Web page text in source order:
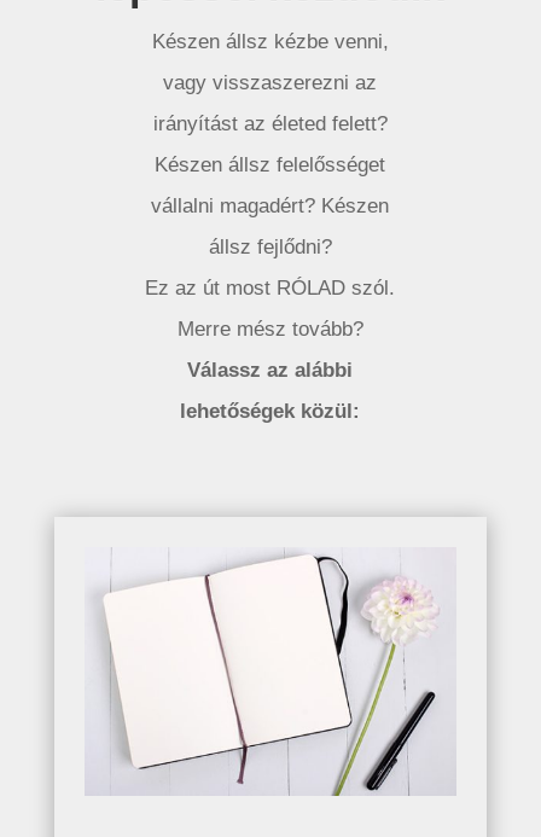
Készen állsz kézbe venni,
vagy visszaszerezni az
irányítást az életed felett?
Készen állsz felelősséget
vállalni magadért? Készen
állsz fejlődni?
Ez az út most RÓLAD szól.
Merre mész tovább?
Válassz az alábbi
lehetőségek közül: